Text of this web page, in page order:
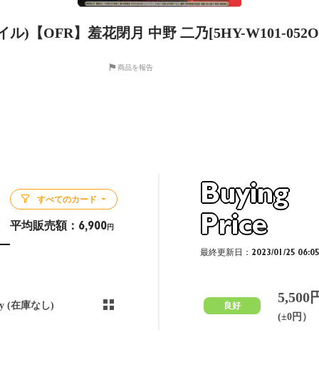
ル)【OFR】羞花閉月 中野 二乃[5HY-W101-
商品を報告
すべてのカード
平均販売額： 6,900円
(在庫なし)
Buying
Price
最終更新日：2023/01/25 06:05
良好
5,500
(±0円）